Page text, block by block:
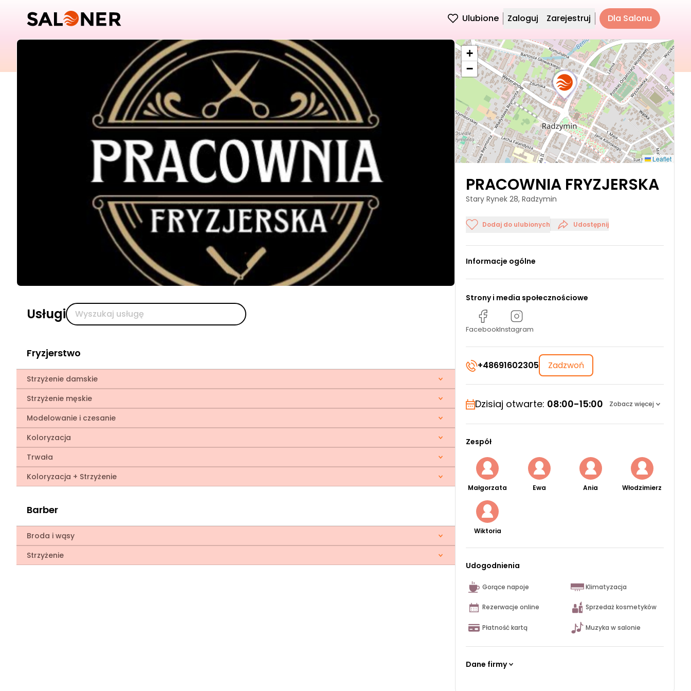
Ulubione Zaloguj Zarejestruj Dla Salonu
Usługi
Fryzjerstwo
Strzyżenie damskie
Strzyżenie męskie
Modelowanie i czesanie
Koloryzacja
Trwała
Koloryzacja + Strzyżenie
Barber
Broda i wąsy
Strzyżenie
+
−
Leaflet
PRACOWNIA FRYZJERSKA
Stary Rynek 28, Radzymin
Dodaj do ulubionych Udostępnij
Informacje ogólne
Strony i media społecznościowe
FacebookInstagram
+48691602305 Zadzwoń
Dzisiaj otwarte: 08:00-15:00 Zobacz więcej
Zespół
Małgorzata Ewa Ania Włodzimierz
Wiktoria
Udogodnienia
Gorące napoje Klimatyzacja
Rezerwacje online Sprzedaż kosmetyków
Płatność kartą Muzyka w salonie
Dane firmy